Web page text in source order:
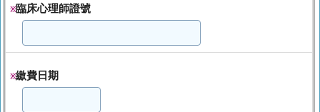
※臨床心理師證號
※繳費日期